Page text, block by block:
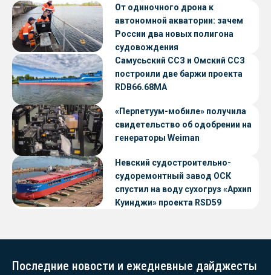
От одиночного дрона к
автономной акватории: зачем
России два новых полигона
судовождения
Самусьский ССЗ и Омский ССЗ
построили две баржи проекта
RDB66.68МА
«Перпетуум-мобиле» получила
свидетельство об одобрении на
генераторы Weiman
Невский судостроительно-
судоремонтный завод ОСК
спустил на воду сухогруз «Архип
Куинджи» проекта RSD59
Последние новости и ежедневные дайджесты